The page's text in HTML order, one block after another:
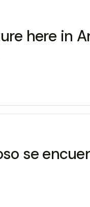
here in
se